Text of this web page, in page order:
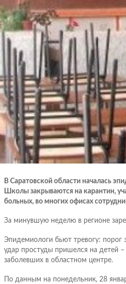
В Саратовской области началась
Школы закрываются на карантин,
больных, во многих офисах
За минувшую неделю в регионе
Эпидемиологи бьют тревогу: порог
удар простуды пришелся на детей
заболевших в областном центре.
По данным на понедельник, 28